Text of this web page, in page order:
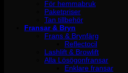
För hemmabruk
Paketpriser
Tan tillbehör
Fransar & Bryn
Frans & Brynfärg
Reflectocil
Lashlift & Browlift
Alla Lösögonfransar
Enklare fransar